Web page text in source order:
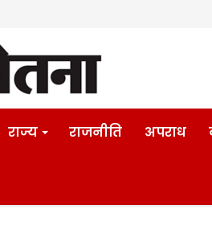
राज्य राजनीति अपराध